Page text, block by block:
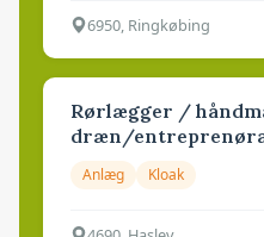
6950, Ringkøbing
Rørlægger /
dræn/
Anlæg Kloak